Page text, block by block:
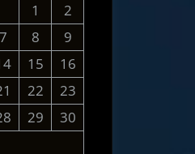
1
2
7 8
9
15
16
22
23
29
30